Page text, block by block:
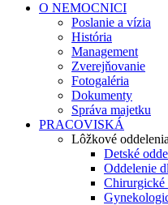
O NEMOCNICI
Poslanie a vízia
História
Management
Zverejňovanie
Fotogaléria
Dokumenty
Správa majetku
PRACOVISKÁ
Lôžkové oddelenia
Detské
Oddelenie
Chirurgické